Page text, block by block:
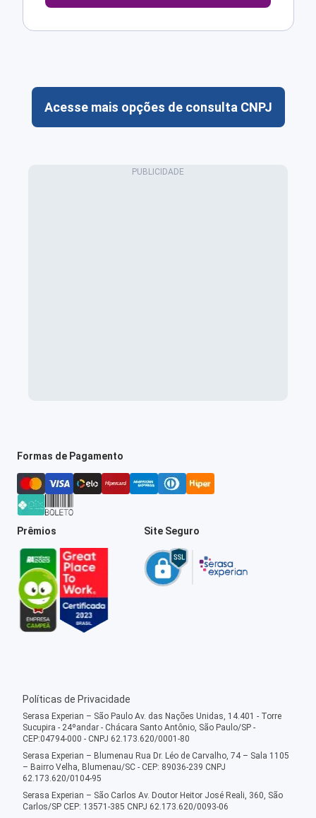
Acesse mais opções de consulta CNPJ
Formas de Pagamento
Prêmios Site Seguro
Políticas de Privacidade
Serasa Experian – São Paulo Av. das Nações Unidas, 14.401 - Torre
Sucupira - 24ºandar - Chácara Santo Antônio, São Paulo/SP -
CEP:04794-000 - CNPJ 62.173.620/0001-80
Serasa Experian – Blumenau Rua Dr. Léo de Carvalho, 74 – Sala 1105
– Bairro Velha, Blumenau/SC - CEP: 89036-239 CNPJ
62.173.620/0104-95
Serasa Experian – São Carlos Av. Doutor Heitor José Reali, 360, São
Carlos/SP CEP: 13571-385 CNPJ 62.173.620/0093-06